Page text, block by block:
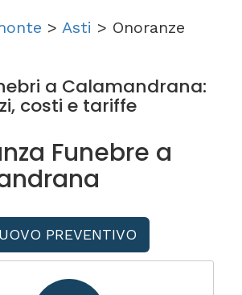
> Asti > Onoranze
a Calamandrana:
costi e tariffe
Funebre a
PREVENTIVO